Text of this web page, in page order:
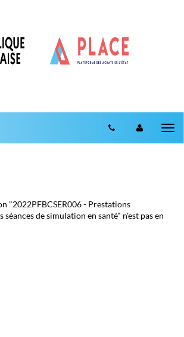
"2022PFBCSER006 - Prestations
séances de simulation en santé" n'est pas en